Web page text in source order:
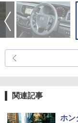
関連記事
ホン